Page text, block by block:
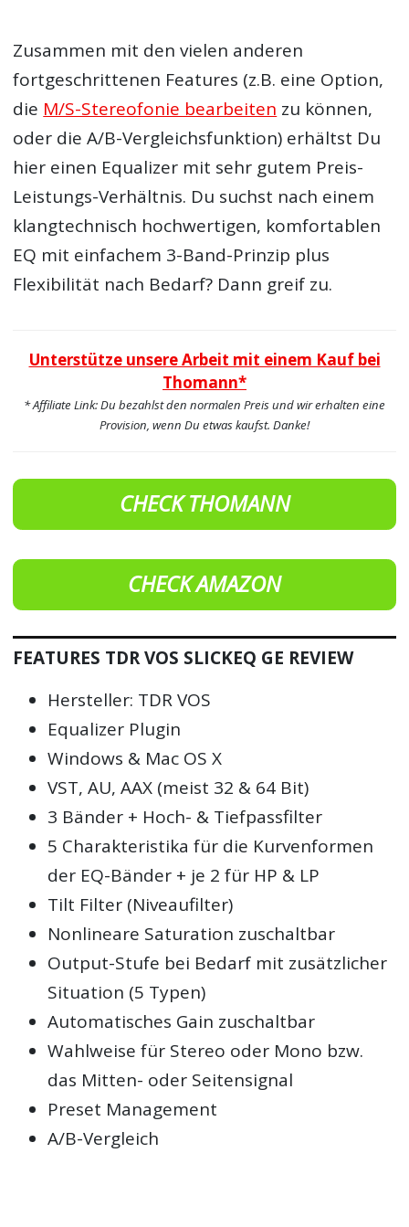
Zusammen mit den vielen anderen
fortgeschrittenen Features (z.B. eine Option,
die M/S-Stereofonie bearbeiten zu können,
oder die A/B-Vergleichsfunktion) erhältst Du
hier einen Equalizer mit sehr gutem Preis-
Leistungs-Verhältnis. Du suchst nach einem
klangtechnisch hochwertigen, komfortablen
EQ mit einfachem 3-Band-Prinzip plus
Flexibilität nach Bedarf? Dann greif zu.
Unterstütze unsere Arbeit mit einem Kauf bei
Thomann*
* Affiliate Link: Du bezahlst den normalen Preis und wir erhalten eine
Provision, wenn Du etwas kaufst. Danke!
CHECK THOMANN
CHECK AMAZON
FEATURES TDR VOS SLICKEQ GE REVIEW
Hersteller: TDR VOS
Equalizer Plugin
Windows & Mac OS X
VST, AU, AAX (meist 32 & 64 Bit)
3 Bänder + Hoch- & Tiefpassfilter
5 Charakteristika für die Kurvenformen
der EQ-Bänder + je 2 für HP & LP
Tilt Filter (Niveaufilter)
Nonlineare Saturation zuschaltbar
Output-Stufe bei Bedarf mit zusätzlicher
Situation (5 Typen)
Automatisches Gain zuschaltbar
Wahlweise für Stereo oder Mono bzw.
das Mitten- oder Seitensignal
Preset Management
A/B-Vergleich